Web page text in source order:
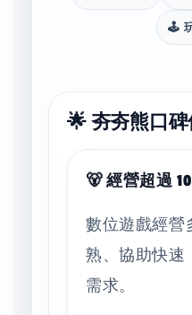
🕹️
🌟 夯夯熊口
🐻 經營超過
數位遊戲經營
熟、協助快速
需求。